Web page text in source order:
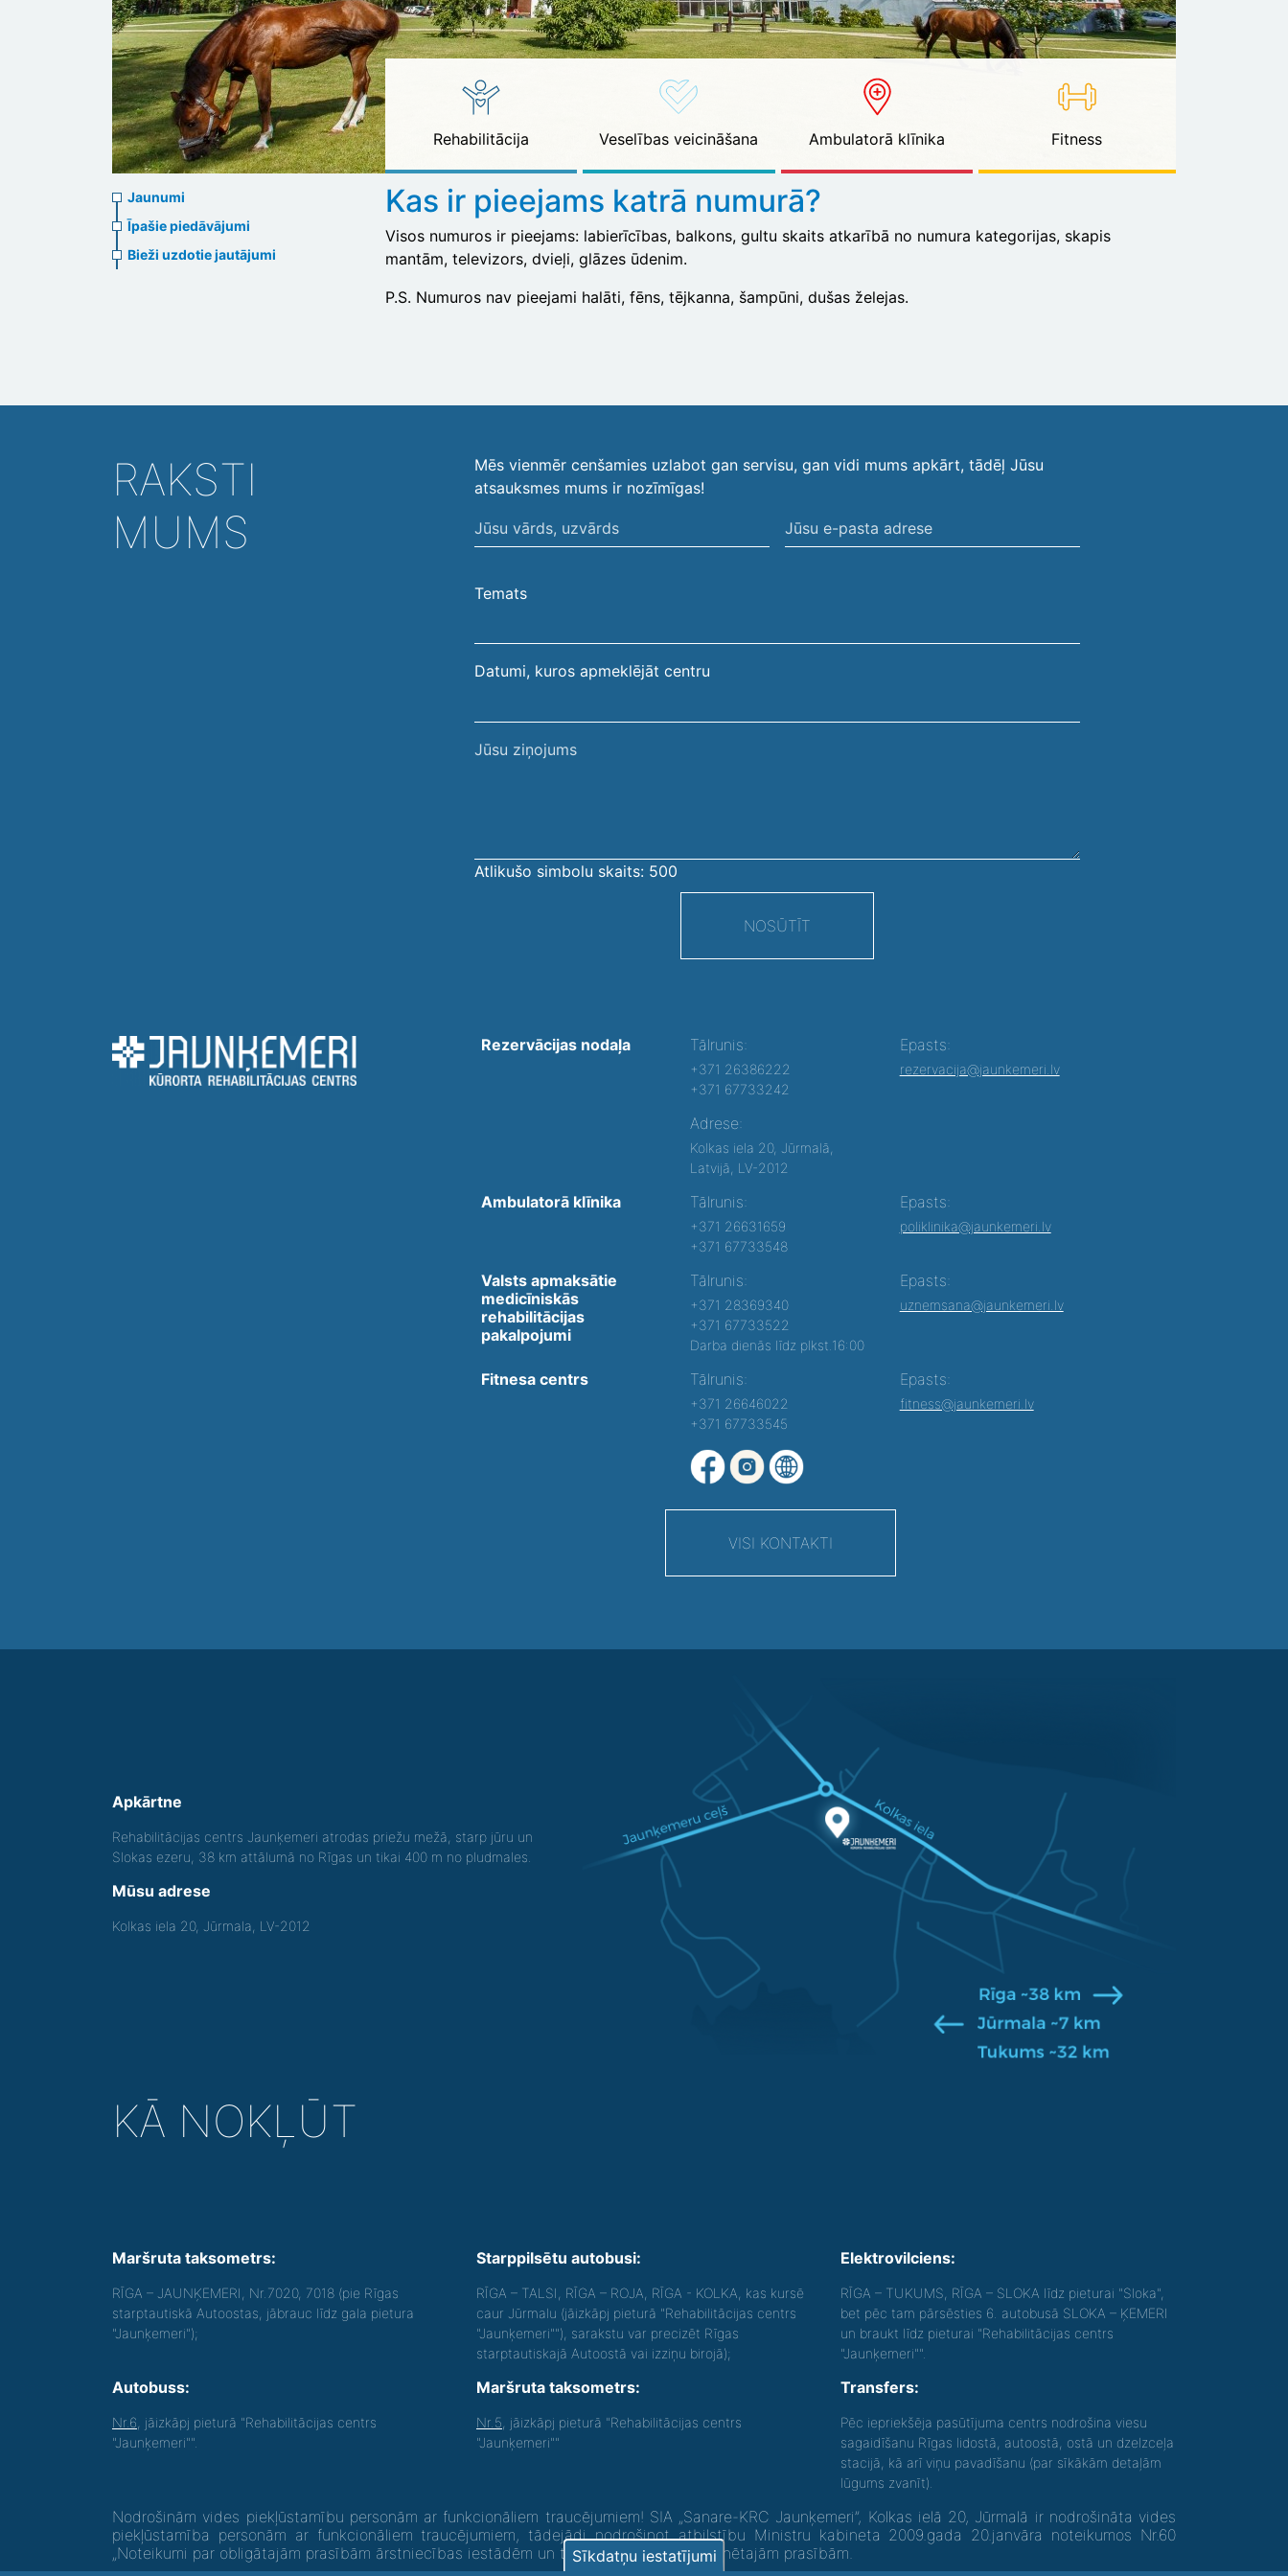
Rehabilitācija Veselības veicināšana Ambulatorā klīnika Fitness
News
menu
Jaunumi
Īpašie piedāvājumi
Bieži uzdotie jautājumi
Kas ir pieejams katrā numurā?
Visos numuros ir pieejams: labierīcības, balkons, gultu skaits atkarībā no numura kategorijas, skapis
mantām, televizors, dvieļi, glāzes ūdenim.
P.S. Numuros nav pieejami halāti, fēns, tējkanna, šampūni, dušas želejas.
RAKSTI
MUMS
Mēs vienmēr cenšamies uzlabot gan servisu, gan vidi mums apkārt, tādēļ Jūsu
atsauksmes mums ir nozīmīgas!
Jūsu
vārds,
Jūsu
e-
Temats
Datumi, kuros apmeklējāt centru
Jūsu
Atlikušo simbolu skaits: 500
NOSŪTĪT
Rezervācijas nodaļa Tālrunis:
+371 26386222
+371 67733242
Adrese:
Kolkas iela 20, Jūrmalā,
Latvijā, LV-2012
Epasts:
rezervacija@jaunkemeri.lv
Ambulatorā klīnika Tālrunis:
+371 26631659
+371 67733548
Epasts:
poliklinika@jaunkemeri.lv
Valsts apmaksātie
medicīniskās
rehabilitācijas
pakalpojumi
Tālrunis:
+371 28369340
+371 67733522
Darba dienās līdz plkst.16:00
Epasts:
uznemsana@jaunkemeri.lv
Fitnesa centrs Tālrunis:
+371 26646022
+371 67733545
Epasts:
fitness@jaunkemeri.lv
VISI KONTAKTI
Apkārtne
Rehabilitācijas centrs Jaunķemeri atrodas priežu mežā, starp jūru un
Slokas ezeru, 38 km attālumā no Rīgas un tikai 400 m no pludmales.
Mūsu adrese
Kolkas iela 20, Jūrmala, LV-2012
KĀ NOKĻŪT
Maršruta taksometrs:
RĪGA – JAUNĶEMERI, Nr.7020, 7018 (pie Rīgas
starptautiskā Autoostas, jābrauc līdz gala pietura
"Jaunķemeri");
Starppilsētu autobusi:
RĪGA – TALSI, RĪGA – ROJA, RĪGA - KOLKA, kas kursē
caur Jūrmalu (jāizkāpj pieturā "Rehabilitācijas centrs
"Jaunķemeri""), sarakstu var precizēt Rīgas
starptautiskajā Autoostā vai izziņu birojā);
Elektrovilciens:
RĪGA – TUKUMS, RĪGA – SLOKA līdz pieturai "Sloka",
bet pēc tam pārsēsties 6. autobusā SLOKA – ĶEMERI
un braukt līdz pieturai "Rehabilitācijas centrs
"Jaunķemeri"".
Autobuss:
Nr.6 , jāizkāpj pieturā "Rehabilitācijas centrs
"Jaunķemeri"".
Maršruta taksometrs:
Nr.5 , jāizkāpj pieturā "Rehabilitācijas centrs
"Jaunķemeri""
Transfers:
Pēc iepriekšēja pasūtījuma centrs nodrošina viesu
sagaidīšanu Rīgas lidostā, autoostā, ostā un dzelzceļa
stacijā, kā arī viņu pavadīšanu (par sīkākām detaļām
lūgums zvanīt).
Nodrošinām vides piekļūstamību personām ar funkcionāliem traucējumiem! SIA „Sanare-KRC Jaunķemeri”, Kolkas ielā 20, Jūrmalā ir nodrošināta vides
piekļūstamība personām ar funkcionāliem traucējumiem, tādejādi nodrošinot atbilstību Ministru kabineta 2009.gada 20.janvāra noteikumos Nr.60
„Noteikumi par obligātajām prasībām ārstniecības iestādēm un to struktūrvienībām” minētajām prasībām.
Sīkdatņu iestatījumi